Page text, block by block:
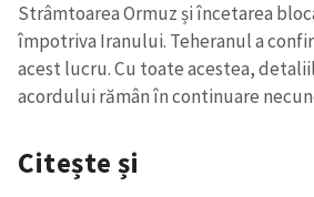
Strâmtoarea Ormuz și încetarea
împotriva Iranului. Teheranul a
acest lucru. Cu toate acestea,
acordului rămân în continuare
Citește și